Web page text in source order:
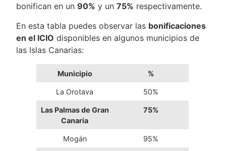
bonifican en un90% y un75% respectivamente.
En esta tabla puedes observar las bonificaciones
en el ICIO disponibles en algunos municipios de
las Islas Canarias:
Municipio %
La Orotava 50%
Las Palmas de Gran
Canaria
75%
Mogán 95%